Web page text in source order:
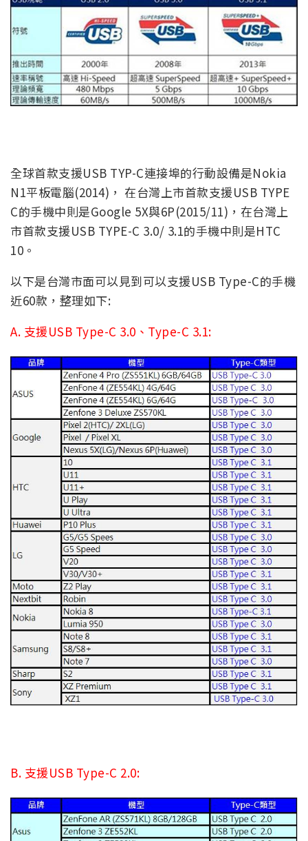
全球首款支援USB TYP-C連接埠的行動設備是Nokia
N1平板電腦(2014)， 在台灣上市首款支援USB TYPE
C的手機中則是Google 5X與6P(2015/11)，在台灣上
市首款支援USB TYPE-C 3.0/ 3.1的手機中則是HTC
10。
以下是台灣市面可以見到可以支援USB Type-C的手機
近60款，整理如下:
A. 支援USB Type-C 3.0、Type-C 3.1:
B. 支援USB Type-C 2.0: